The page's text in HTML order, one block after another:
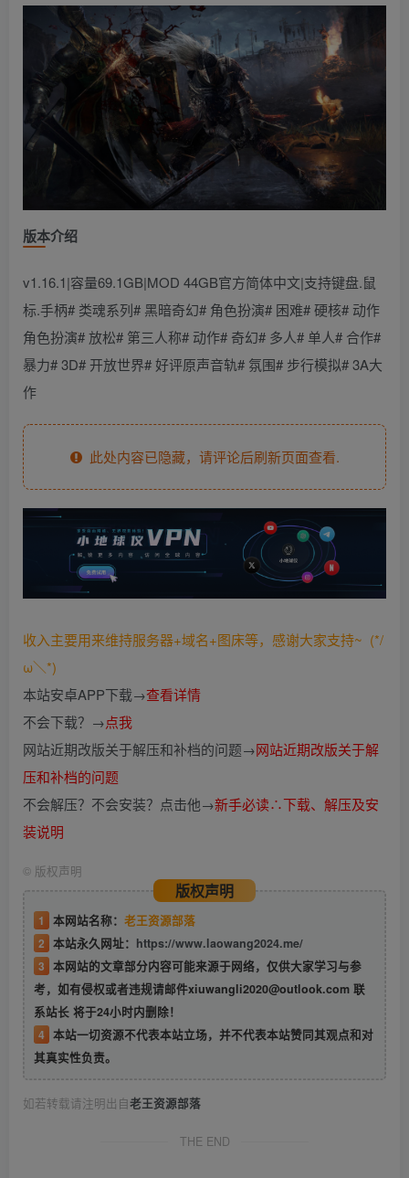
版本介绍
v1.16.1|容量69.1GB|MOD 44GB官方简体中文|支持键盘.鼠
标.手柄# 类魂系列# 黑暗奇幻# 角色扮演# 困难# 硬核# 动作
角色扮演# 放松# 第三人称# 动作# 奇幻# 多人# 单人# 合作#
暴力# 3D# 开放世界# 好评原声音轨# 氛围# 步行模拟# 3A大
作
此处内容已隐藏，请评论后刷新页面查看.
收入主要用来维持服务器+域名+图床等，感谢大家支持~ (*/
ω＼*)
本站安卓APP下载→查看详情
不会下载？→点我
网站近期改版关于解压和补档的问题→网站近期改版关于解
压和补档的问题
不会解压？不会安装？点击他→新手必读∴下载、解压及安
装说明
© 版权声明
版权声明
1 本网站名称： 老王资源部落
2 本站永久网址： https://www.laowang2024.me/
3 本网站的文章部分内容可能来源于网络，仅供大家学习与参
考，如有侵权或者违规请邮件xiuwangli2020@outlook.com 联
系站长 将于24小时内删除！
4 本站一切资源不代表本站立场，并不代表本站赞同其观点和对
其真实性负责。
如若转载请注明出自老王资源部落
THE END